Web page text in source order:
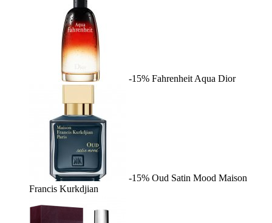
-15% Fahrenheit Aqua Dior
-15% Oud Satin Mood Maison
Francis Kurkdjian